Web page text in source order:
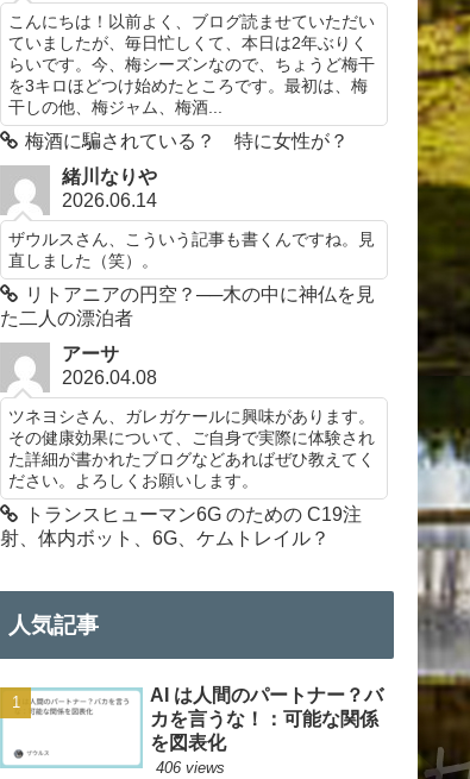
こんにちは！以前よく、ブログ読ませていただい
ていましたが、毎日忙しくて、本日は2年ぶりく
らいです。今、梅シーズンなので、ちょうど梅干
を3キロほどつけ始めたところです。最初は、梅
干しの他、梅ジャム、梅酒...
梅酒に騙されている？ 特に女性が？
緒川なりや
2026.06.14
ザウルスさん、こういう記事も書くんですね。見
直しました（笑）。
リトアニアの円空？──木の中に神仏を見
た二人の漂泊者
アーサ
2026.04.08
ツネヨシさん、ガレガケールに興味があります。
その健康効果について、ご自身で実際に体験され
た詳細が書かれたブログなどあればぜひ教えてく
ださい。よろしくお願いします。
トランスヒューマン6G のための C19注
射、体内ボット、6G、ケムトレイル？
人気記事
AI は人間のパートナー？バ
カを言うな！：可能な関係
を図表化
406 views